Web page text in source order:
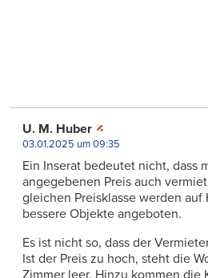
U. M. Huber
03.01.2025 um 09:35
Ein Inserat bedeutet nicht, dass
angegebenen Preis auch
gleichen Preisklasse werden auf
bessere Objekte angeboten.
Es ist nicht so, dass der
Ist der Preis zu hoch, steht die
Zimmer leer. Hinzu kommen die